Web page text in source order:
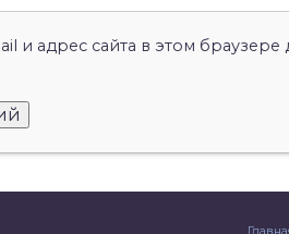
и адрес сайта в этом